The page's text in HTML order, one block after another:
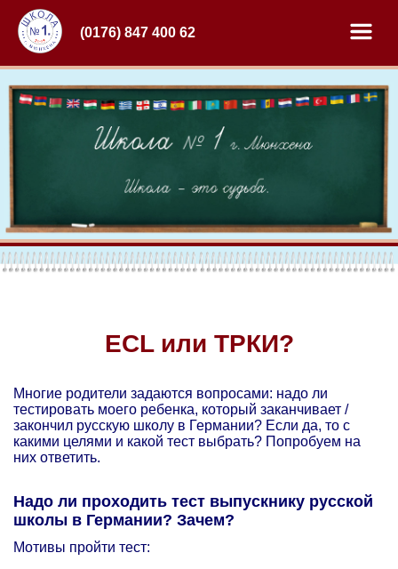
(0176) 847 400 62
ECL или ТРКИ?
Многие родители задаются вопросами: надо ли
тестировать моего ребенка, который заканчивает /
закончил русскую школу в Германии? Если да, то с
какими целями и какой тест выбрать? Попробуем на
них ответить.
Надо ли проходить тест выпускнику русской
школы в Германии? Зачем?
Мотивы пройти тест: